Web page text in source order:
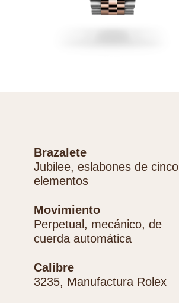
Brazalete
Jubilee, eslabones de cinco
elementos
Movimiento
Perpetual, mecánico, de
cuerda automática
Calibre
3235, Manufactura Rolex